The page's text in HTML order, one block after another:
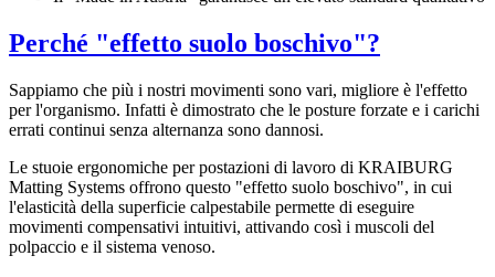
Perché "effetto suolo boschivo"?
Sappiamo che più i nostri movimenti sono vari, migliore è l'effetto
per l'organismo. Infatti è dimostrato che le posture forzate e i carichi
errati continui senza alternanza sono dannosi.
Le stuoie ergonomiche per postazioni di lavoro di KRAIBURG
Matting Systems offrono questo "effetto suolo boschivo", in cui
l'elasticità della superficie calpestabile permette di eseguire
movimenti compensativi intuitivi, attivando così i muscoli del
polpaccio e il sistema venoso.